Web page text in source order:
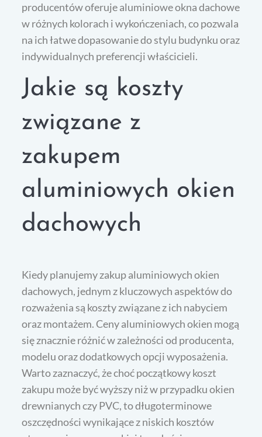
producentów oferuje aluminiowe okna dachowe
w różnych kolorach i wykończeniach, co pozwala
na ich łatwe dopasowanie do stylu budynku oraz
indywidualnych preferencji właścicieli.
Jakie są koszty
związane z
zakupem
aluminiowych okien
dachowych
Kiedy planujemy zakup aluminiowych okien
dachowych, jednym z kluczowych aspektów do
rozważenia są koszty związane z ich nabyciem
oraz montażem. Ceny aluminiowych okien mogą
się znacznie różnić w zależności od producenta,
modelu oraz dodatkowych opcji wyposażenia.
Warto zaznaczyć, że choć początkowy koszt
zakupu może być wyższy niż w przypadku okien
drewnianych czy PVC, to długoterminowe
oszczędności wynikające z niskich kosztów